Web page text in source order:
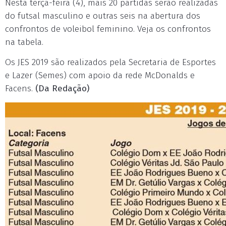
Nesta terça-feira (4), mais 20 partidas serão realizadas
do futsal masculino e outras seis na abertura dos
confrontos de voleibol feminino. Veja os confrontos
na tabela.
Os JES 2019 são realizados pela Secretaria de Esportes
e Lazer (Semes) com apoio da rede McDonalds e
Facens. (Da Redação)